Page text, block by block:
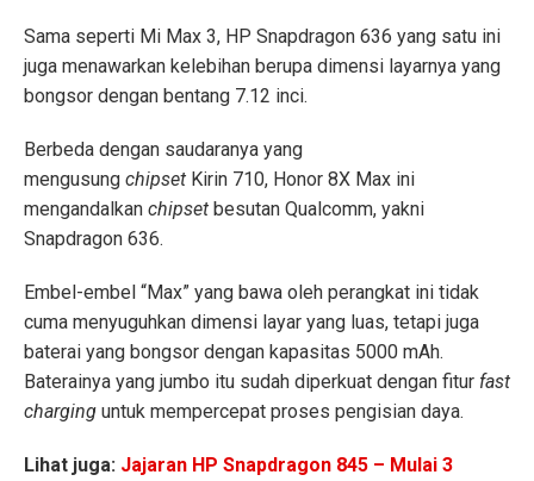
Sama seperti Mi Max 3, HP Snapdragon 636 yang satu ini
juga menawarkan kelebihan berupa dimensi layarnya yang
bongsor dengan bentang 7.12 inci.
Berbeda dengan saudaranya yang
mengusung chipset Kirin 710, Honor 8X Max ini
mengandalkan chipset besutan Qualcomm, yakni
Snapdragon 636.
Embel-embel “Max” yang bawa oleh perangkat ini tidak
cuma menyuguhkan dimensi layar yang luas, tetapi juga
baterai yang bongsor dengan kapasitas 5000 mAh.
Baterainya yang jumbo itu sudah diperkuat dengan fitur fast
charging untuk mempercepat proses pengisian daya.
Lihat juga: Jajaran HP Snapdragon 845 – Mulai 3